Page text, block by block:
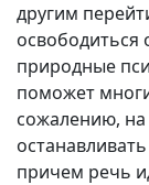
другим
освободиться
природные
поможет
сожалению, на
причем речь